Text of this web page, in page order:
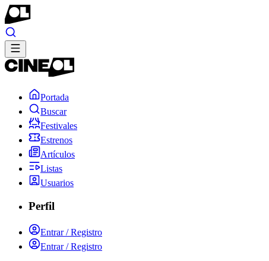
Portada
Buscar
Festivales
Estrenos
Artículos
Listas
Usuarios
Perfil
Entrar / Registro
Entrar / Registro